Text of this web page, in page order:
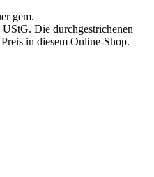
gem.
Die durchgestrichenen
in diesem Online-Shop.